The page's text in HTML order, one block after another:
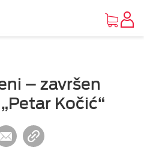
– završen
Kočić“